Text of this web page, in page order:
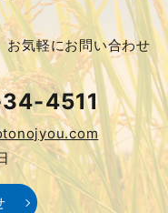
お気軽にお問い合わせ
4511